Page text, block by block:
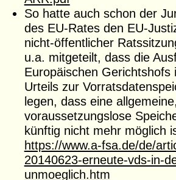
So hatte auch schon der
des EU-Rates den EU-
nicht-öffentlicher
u.a. mitgeteilt, dass die
Europäi­schen Gerichtshofs
Urteils zur
legen, dass eine allgemeine,
voraussetzungslose
künftig nicht mehr möglich
https://www.a-fsa.de/de/
20140623-erneute-vds-in-
unmoeglich.htm